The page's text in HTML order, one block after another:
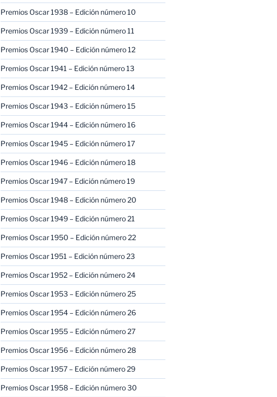
Premios Oscar 1938 – Edición número 10
Premios Oscar 1939 – Edición número 11
Premios Oscar 1940 – Edición número 12
Premios Oscar 1941 – Edición número 13
Premios Oscar 1942 – Edición número 14
Premios Oscar 1943 – Edición número 15
Premios Oscar 1944 – Edición número 16
Premios Oscar 1945 – Edición número 17
Premios Oscar 1946 – Edición número 18
Premios Oscar 1947 – Edición número 19
Premios Oscar 1948 – Edición número 20
Premios Oscar 1949 – Edición número 21
Premios Oscar 1950 – Edición número 22
Premios Oscar 1951 – Edición número 23
Premios Oscar 1952 – Edición número 24
Premios Oscar 1953 – Edición número 25
Premios Oscar 1954 – Edición número 26
Premios Oscar 1955 – Edición número 27
Premios Oscar 1956 – Edición número 28
Premios Oscar 1957 – Edición número 29
Premios Oscar 1958 – Edición número 30